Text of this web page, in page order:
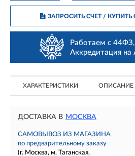
ЗАПРОСИТЬ СЧЕТ /
Работаем с
Аккредитация
ХАРАКТЕРИСТИКИ ОПИСАНИЕ
ДОСТАВКА В МОСКВА
САМОВЫВОЗ ИЗ МАГАЗИНА
по предварительному заказу
(г. Москва, м. Таганская,